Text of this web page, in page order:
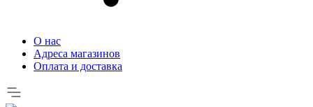
О нас
Адреса магазинов
Оплата и доставка